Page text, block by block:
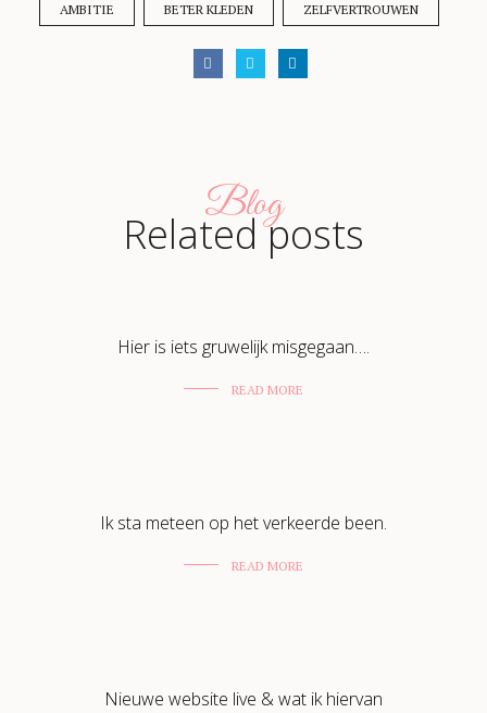
AMBITIE BETER KLEDEN ZELFVERTROUWEN
Blog
Related posts
Hier is iets gruwelijk misgegaan….
READ MORE
Ik sta meteen op het verkeerde been.
READ MORE
Nieuwe website live & wat ik hiervan